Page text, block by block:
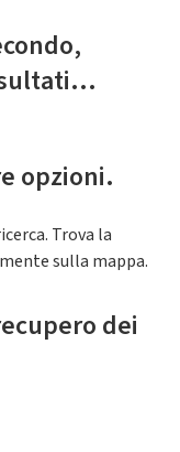
opzioni.
Trova la
sulla mappa.
dei